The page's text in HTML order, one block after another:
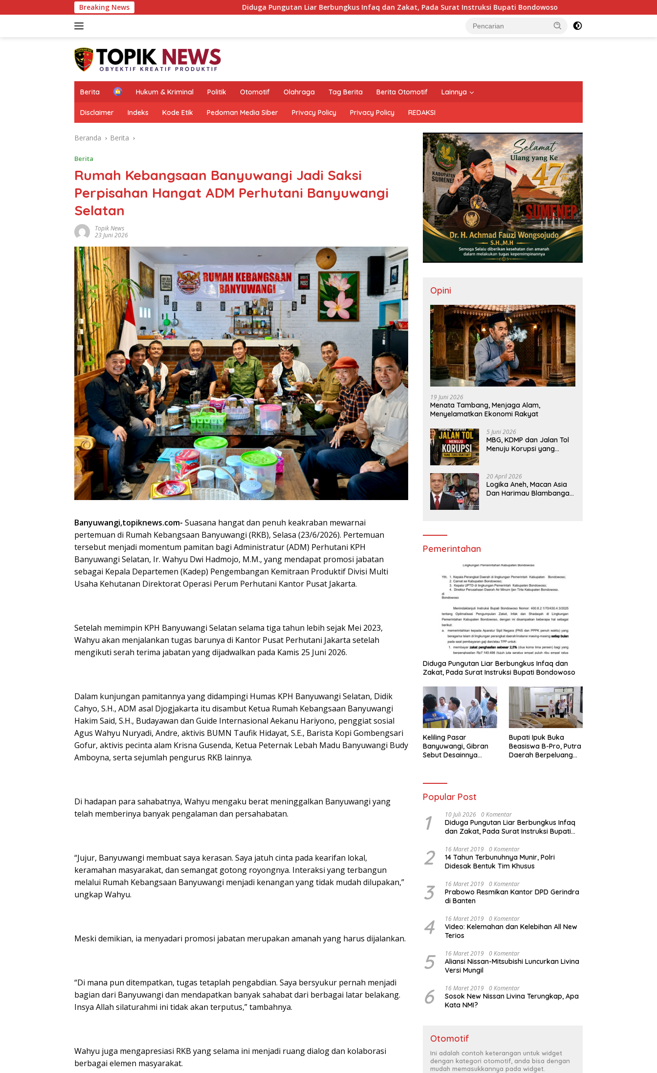
ke
Breaking News Diduga Pungutan Liar Berbungkus Infaq dan Zakat, Pada Surat Instruksi Bupati Bondowoso Keliling Pasar Banyuwangi, Gibran
Berita
H
m
Hukum & Kriminal Politik Otomotif Olahraga Tag Berita Berita Otomotif Lainnya
Disclaimer Indeks Kode Etik Pedoman Media Siber Privacy Policy Privacy Policy REDAKSI
Beranda Berita
Berita
Rumah Kebangsaan Banyuwangi Jadi Saksi
Perpisahan Hangat ADM Perhutani Banyuwangi
Selatan
Topik News
23 Juni 2026
Banyuwangi,topiknews.com- Suasana hangat dan penuh keakraban mewarnai
pertemuan di Rumah Kebangsaan Banyuwangi (RKB), Selasa (23/6/2026). Pertemuan
tersebut menjadi momentum pamitan bagi Administratur (ADM) Perhutani KPH
Banyuwangi Selatan, Ir. Wahyu Dwi Hadmojo, M.M., yang mendapat promosi jabatan
sebagai Kepala Departemen (Kadep) Pengembangan Kemitraan Produktif Divisi Multi
Usaha Kehutanan Direktorat Operasi Perum Perhutani Kantor Pusat Jakarta.
Setelah memimpin KPH Banyuwangi Selatan selama tiga tahun lebih sejak Mei 2023,
Wahyu akan menjalankan tugas barunya di Kantor Pusat Perhutani Jakarta setelah
mengikuti serah terima jabatan yang dijadwalkan pada Kamis 25 Juni 2026.
Dalam kunjungan pamitannya yang didampingi Humas KPH Banyuwangi Selatan, Didik
Cahyo, S.H., ADM asal Djogjakarta itu disambut Ketua Rumah Kebangsaan Banyuwangi
Hakim Said, S.H., Budayawan dan Guide Internasional Aekanu Hariyono, penggiat sosial
Agus Wahyu Nuryadi, Andre, aktivis BUMN Taufik Hidayat, S.E., Barista Kopi Gombengsari
Gofur, aktivis pecinta alam Krisna Gusenda, Ketua Peternak Lebah Madu Banyuwangi Budy
Amboyna, serta sejumlah pengurus RKB lainnya.
Di hadapan para sahabatnya, Wahyu mengaku berat meninggalkan Banyuwangi yang
telah memberinya banyak pengalaman dan persahabatan.
“Jujur, Banyuwangi membuat saya kerasan. Saya jatuh cinta pada kearifan lokal,
keramahan masyarakat, dan semangat gotong royongnya. Interaksi yang terbangun
melalui Rumah Kebangsaan Banyuwangi menjadi kenangan yang tidak mudah dilupakan,”
ungkap Wahyu.
Meski demikian, ia menyadari promosi jabatan merupakan amanah yang harus dijalankan.
“Di mana pun ditempatkan, tugas tetaplah pengabdian. Saya bersyukur pernah menjadi
bagian dari Banyuwangi dan mendapatkan banyak sahabat dari berbagai latar belakang.
Insya Allah silaturahmi ini tidak akan terputus,” tambahnya.
Wahyu juga mengapresiasi RKB yang selama ini menjadi ruang dialog dan kolaborasi
berbagai elemen masyarakat.
Opini
19 Juni 2026
Menata Tambang, Menjaga Alam,
Menyelamatkan Ekonomi Rakyat
5 Juni 2026
MBG, KDMP dan Jalan Tol
Menuju Korupsi yang
20 April 2026
Logika Aneh, Macan Asia
Dan Harimau Blambangan
Pemerintahan
Diduga Pungutan Liar Berbungkus Infaq dan
Zakat, Pada Surat Instruksi Bupati Bondowoso
Keliling Pasar
Banyuwangi, Gibran
Sebut Desainnya
Bupati Ipuk Buka
Beasiswa B-Pro, Putra
Daerah Berpeluang
Popular Post
1 10 Juli 2026 0 Komentar
Diduga Pungutan Liar Berbungkus Infaq
dan Zakat, Pada Surat Instruksi Bupati
2 16 Maret 2019 0 Komentar
14 Tahun Terbunuhnya Munir, Polri
Didesak Bentuk Tim Khusus
3 16 Maret 2019 0 Komentar
Prabowo Resmikan Kantor DPD Gerindra
di Banten
4 16 Maret 2019 0 Komentar
Video: Kelemahan dan Kelebihan All New
Terios
5 16 Maret 2019 0 Komentar
Aliansi Nissan-Mitsubishi Luncurkan Livina
Versi Mungil
6 16 Maret 2019 0 Komentar
Sosok New Nissan Livina Terungkap, Apa
Kata NMI?
Otomotif
Ini adalah contoh keterangan untuk widget
dengan kategori otomotif, anda bisa dengan
mudah memasukkannya pada widget.